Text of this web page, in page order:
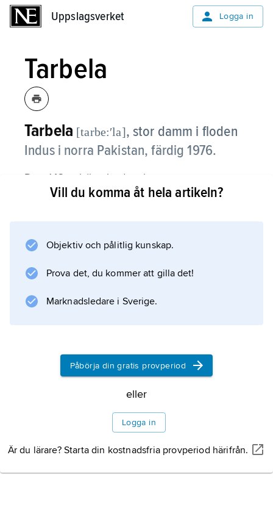
Uppslagsverket Logga in
Tarbela
Tarbela [tarbe:ʹla], stor damm i floden
Indus i norra Pakistan, färdig 1976.
Den 143 m höga jord- och
stenfyllningsdammen är en av världens
2
3
3
Information om artikeln
Vill du komma åt hela artikeln?
Objektiv och pålitlig kunskap.
Prova det, du kommer att gilla det!
Marknadsledare i Sverige.
Påbörja din gratis provperiod
eller
Logga in
Är du lärare? Starta din kostnadsfria provperiod härifrån.